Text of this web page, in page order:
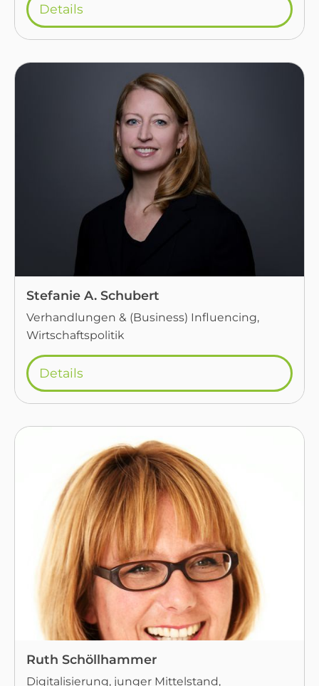
Details
Stefanie A. Schubert
Verhandlungen & (Business) Influencing,
Wirtschaftspolitik
Details
Ruth Schöllhammer
Digitalisierung, junger Mittelstand,